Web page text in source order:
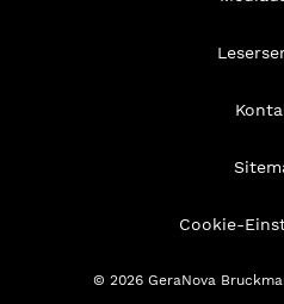
Cookie-
© 2026 GeraNova